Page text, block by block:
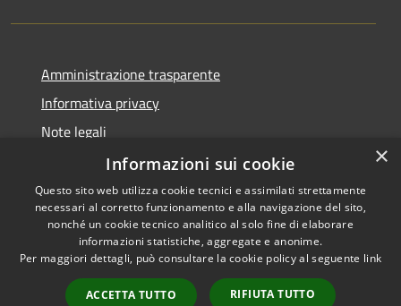
Amministrazione trasparente
Informativa privacy
Note legali
Dichiarazione di accessibilità
RSS
Accessibilità
Copyright © 2026 • Comune di
Municipium•
Accesso
×
Informazioni sui cookie
Questo sito web utilizza cookie tecnici e assimilati strettamente
necessari al corretto funzionamento e alla navigazione del sito,
nonché un cookie tecnico analitico al solo fine di elaborare
informazioni statistiche, aggregate e anonime.
Per maggiori dettagli, può consultare la cookie policy al seguente link
ACCETTA TUTTO RIFIUTA TUTTO